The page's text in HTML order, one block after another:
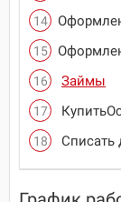
Займы
Списать